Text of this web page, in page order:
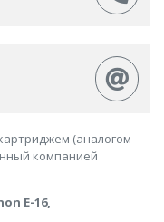
(аналогом
компанией
E-16,